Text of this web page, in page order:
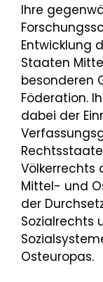
Ihre
Entwicklung
Staaten
besonderen
Föderation.
dabei der
Völkerrechts
Mittel- und
der
Sozialrechts
Osteuropas.